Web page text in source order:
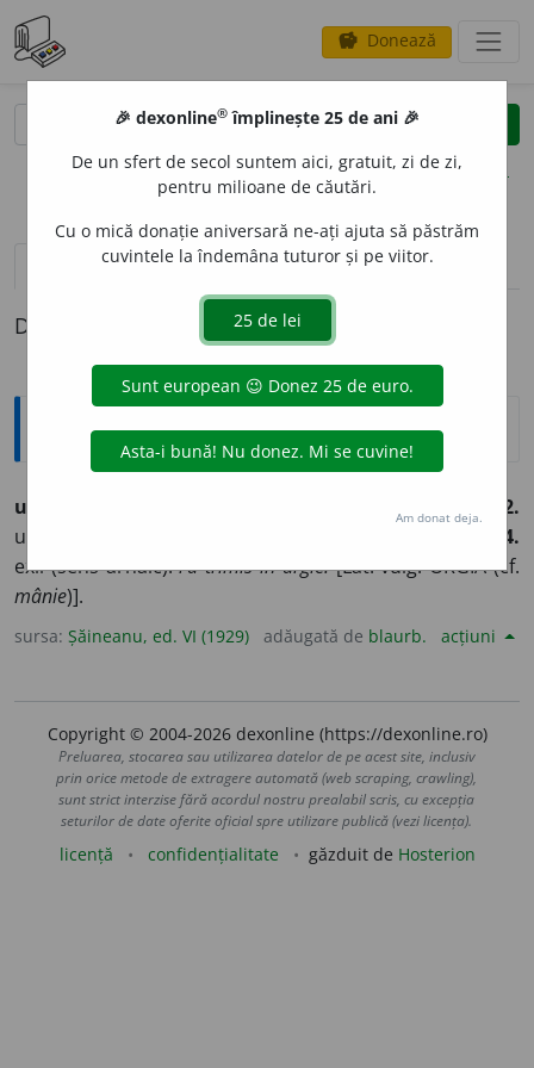
savings Donează
clear
opțiuni
definiții (1) pronunțievolume_up (6)
Definiția cu ID-ul 810740:
Explicative DEX
urgie
2.
ură mare:
4.
exil (sens arhaic):l’a trimis în urgie.[Lat. vulg. ORGIA (cf.
mânie)].
sursa: Șăineanu, ed. VI (1929) adăugată de blaurb. acțiuni
Copyright © 2004-2026 dexonline (https://dexonline.ro)
Preluarea, stocarea sau utilizarea datelor de pe acest site, inclusiv
prin orice metode de extragere automată (web scraping, crawling),
sunt strict interzise fără acordul nostru prealabil scris, cu excepția
seturilor de date oferite oficial spre utilizare publică (vezi licența).
licență confidențialitate găzduit de Hosterion
🎉 dexonline® împlinește 25 de ani 🎉
De un sfert de secol suntem aici, gratuit, zi de zi,
pentru milioane de căutări.
Cu o mică donație aniversară ne-ați ajuta să păstrăm
cuvintele la îndemâna tuturor și pe viitor.
Am donat deja.